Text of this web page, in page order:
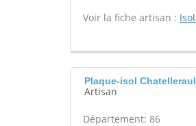
Voir la fiche artisan :
Plaque-isol
Artisan
Département: 86